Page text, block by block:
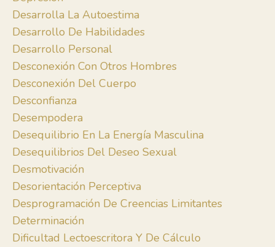
Desarrolla La Autoestima
Desarrollo De Habilidades
Desarrollo Personal
Desconexión Con Otros Hombres
Desconexión Del Cuerpo
Desconfianza
Desempodera
Desequilibrio En La Energía Masculina
Desequilibrios Del Deseo Sexual
Desmotivación
Desorientación Perceptiva
Desprogramación De Creencias Limitantes
Determinación
Dificultad Lectoescritora Y De Cálculo